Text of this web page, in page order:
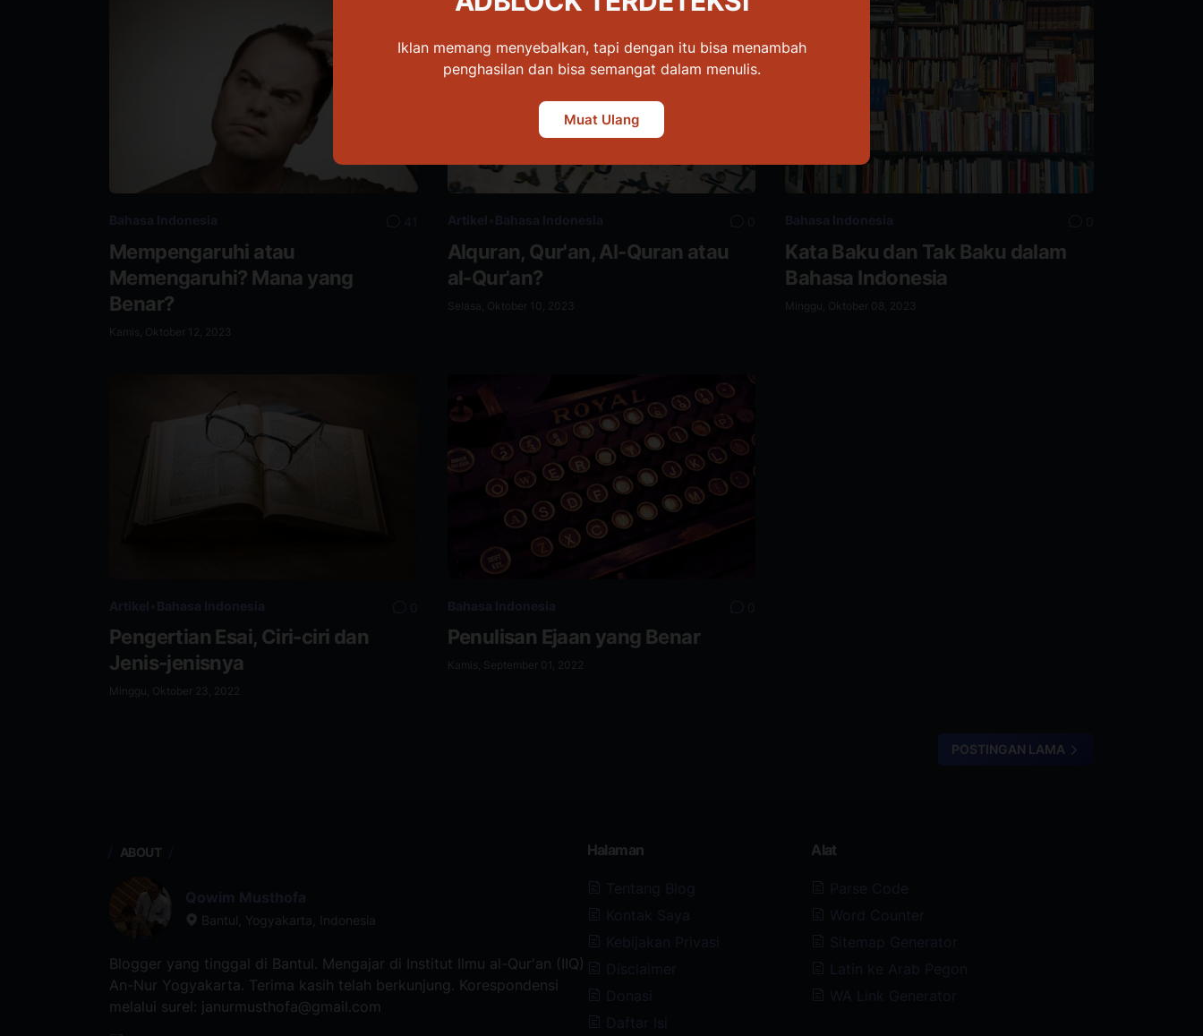
Bahasa Indonesia 41
Mempengaruhi atau
Memengaruhi? Mana yang
Benar?
Kamis, Oktober 12, 2023
Artikel Bahasa Indonesia 0
Alquran, Qur'an, Al-Quran atau
al-Qur'an?
Selasa, Oktober 10, 2023
Bahasa Indonesia 0
Kata Baku dan Tak Baku dalam
Bahasa Indonesia
Minggu, Oktober 08, 2023
Artikel Bahasa Indonesia 0
Pengertian Esai, Ciri-ciri dan
Jenis-jenisnya
Minggu, Oktober 23, 2022
Bahasa Indonesia 0
Penulisan Ejaan yang Benar
Kamis, September 01, 2022
POSTINGAN LAMA
ABOUT
Qowim Musthofa
Bantul, Yogyakarta, Indonesia
Blogger yang tinggal di Bantul. Mengajar di Institut Ilmu al-Qur'an (IIQ)
An-Nur Yogyakarta. Terima kasih telah berkunjung. Korespondensi
melalui surel: janurmusthofa@gmail.com
Iklan memang menyebalkan, tapi dengan itu bisa menambah
penghasilan dan bisa semangat dalam menulis.
Muat Ulang
Halaman
Tentang Blog
Kontak Saya
Kebijakan Privasi
Disclaimer
Donasi
Daftar Isi
Alat
Parse Code
Word Counter
Sitemap Generator
Latin ke Arab Pegon
WA Link Generator